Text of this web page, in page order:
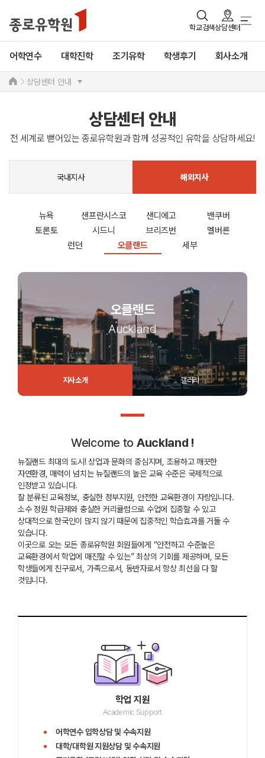
학교검색상담센터
어학연수 대학진학 조기유학 학생후기 회사소개
상담센터 안내
상담센터 안내
전 세계로 뻗어있는 종로유학원과 함께 성공적인 유학을 상담하세요!
국내지사 해외지사
뉴욕 샌프란시스코 샌디에고
밴쿠버
토론토
시드니 브리즈번
멜버른
런던
오클랜드 세부
오클랜드
Auckland
지사소개 갤러리
Welcome to Auckland !
뉴질랜드 최대의 도시! 상업과 문화의 중심지며, 조용하고 깨끗한
자연환경, 매력이 넘치는 뉴질랜드의 높은 교육 수준은 국제적으로
인정받고 있습니다.
잘 분류된 교육정보, 충실한 정부지원, 안전한 교육환경이 자랑입니다.
소수 정원 학급제와 충실한 커리큘럼으로 수업에 집중할 수 있고
상대적으로 한국인이 많지 않기 때문에 집중적인 학습효과를 거둘 수
있습니다.
이곳으로 오는 모든 종로유학원 회원들에게 “안전하고 수준높은
교육환경에서 학업에 매진할 수 있는” 최상의 기회를 제공하며, 모든
학생들에게 친구로서, 가족으로서, 동반자로서 항상 최선을 다 할
학업 지원
Academic Support
어학연수 입학상담및 수속지원
대학/대학원 지원상담및수속지원